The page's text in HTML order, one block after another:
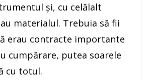
și, cu celălalt
materialul. Trebuia să fii
erau contracte importante
cumpărare, putea soarele
cu totul.